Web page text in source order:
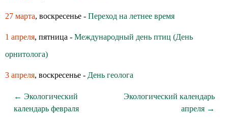
27 марта, воскресенье - Переход на летнее время
1 апреля, пятница - Международный день птиц (День
орнитолога)
3 апреля, воскресенье - День геолога
← Экологический
календарь февраля
Экологический календарь
апреля →